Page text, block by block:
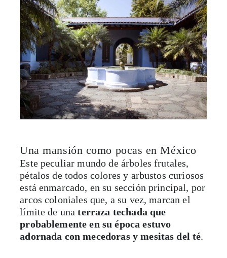
Una mansión como pocas en México
Este peculiar mundo de árboles frutales,
pétalos de todos colores y arbustos curiosos
está enmarcado, en su sección principal, por
arcos coloniales que, a su vez, marcan el
límite de unaterraza techada que
probablemente en su época estuvo
adornada con mecedoras y mesitas del té.